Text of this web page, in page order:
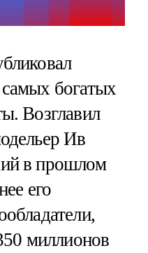
богатых
Возглавил
Ив
в прошлом
его
миллионов